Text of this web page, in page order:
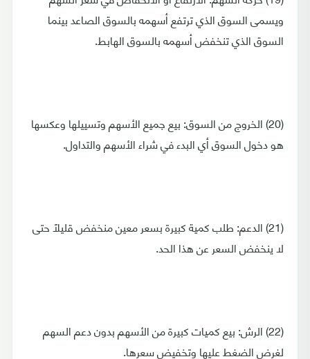
ويسمى السوق الذي ترتفع أسهمه بالسوق الصاعد بينما
السوق الذي تنخفض أسهمه بالسوق الهابط.
(20) الخروج من السوق: بيع جميع الأسهم وتسييلها وعكسها
هو دخول السوق أي البدء في شراء الأسهم والتداول.
(21) الدعم: طلب كمية كبيرة بسعر معين منخفض قليلًا حتى
لا ينخفض السعر عن هذا الحد.
(22) الرش: بيع كميات كبيرة من الأسهم بدون دعم السهم
لغرض الضغط عليها وتخفيض سعرها.